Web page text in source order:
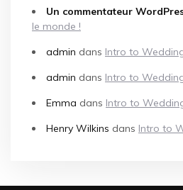
Un commentateur
le monde !
admin dans Intro to
admin dans Intro to
Emma dans Intro to
Henry Wilkins dans Intro to